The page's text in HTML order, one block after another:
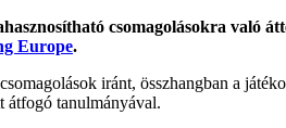
csomagolásokra való
Europe.
iránt, összhangban a
átfogó tanulmányával.